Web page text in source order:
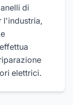
di
l'industria,
elettrici.